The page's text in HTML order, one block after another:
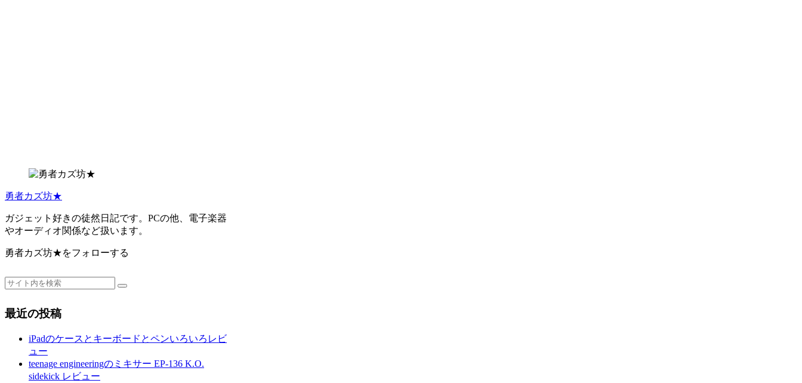
勇者カズ坊★
ガジェット好きの徒然日記です。PCの他、電子楽器
やオーディオ関係など扱います。
勇者カズ坊★をフォローする
最近の投稿
iPadのケースとキーボードとペンいろいろレビ
ュー
teenage engineeringのミキサー EP-136 K.O.
sidekick レビュー